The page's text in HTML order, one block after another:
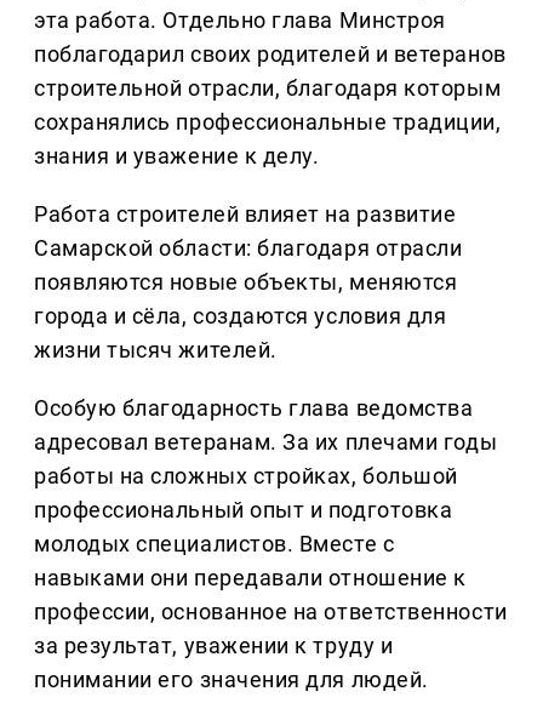
эта работа. Отдельно глава Минстроя
поблагодарил своих родителей и ветеранов
строительной отрасли, благодаря которым
сохранялись профессиональные традиции,
знания и уважение к делу.
Работа строителей влияет на развитие
Самарской области: благодаря отрасли
появляются новые объекты, меняются
города и сёла, создаются условия для
жизни тысяч жителей.
Особую благодарность глава ведомства
адресовал ветеранам. За их плечами годы
работы на сложных стройках, большой
профессиональный опыт и подготовка
молодых специалистов. Вместе с
навыками они передавали отношение к
профессии, основанное на ответственности
за результат, уважении к труду и
понимании его значения для людей.